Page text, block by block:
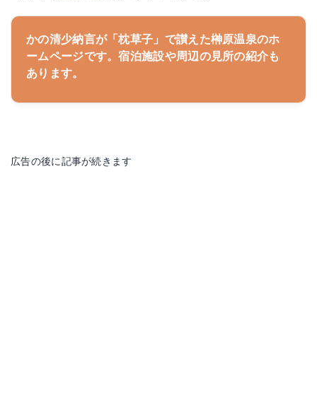
かの清少納言が「枕草子」で讃えた榊原温泉のホ
ームページです。宿泊施設や周辺の見所の紹介も
あります。
広告の後に記事が続きます